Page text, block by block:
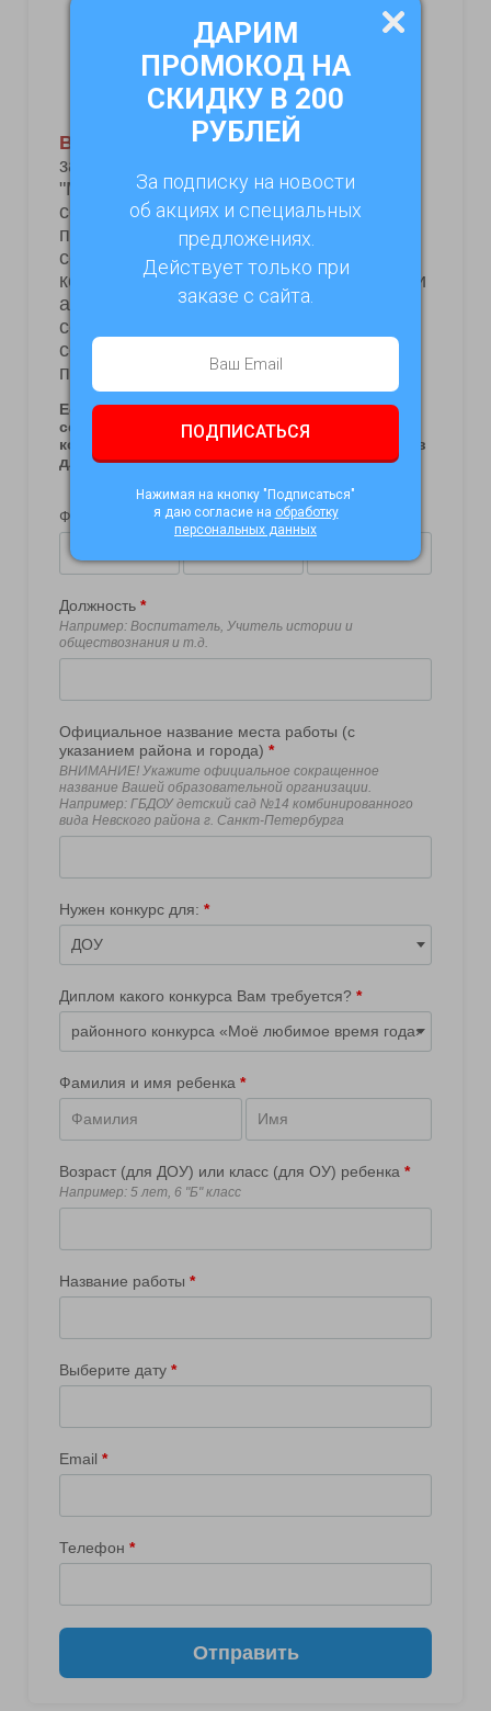
ДАРИМ
ПРОМОКОД НА
СКИДКУ В 200
РУБЛЕЙ
За подписку на новости
об акциях и специальных
предложениях.
Действует только при
заказе с сайта.
ПОДПИСАТЬСЯ
Нажимая на кнопку "Подписаться"
я даю согласие на обработку
персональных данных